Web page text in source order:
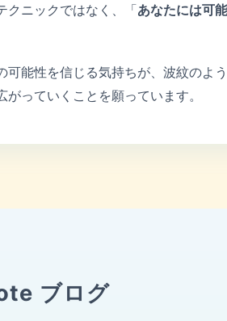
クニックではなく、「あなたには可
可能性を信じる気持ちが、波紋のよ
っていくことを願っています。
ブログ